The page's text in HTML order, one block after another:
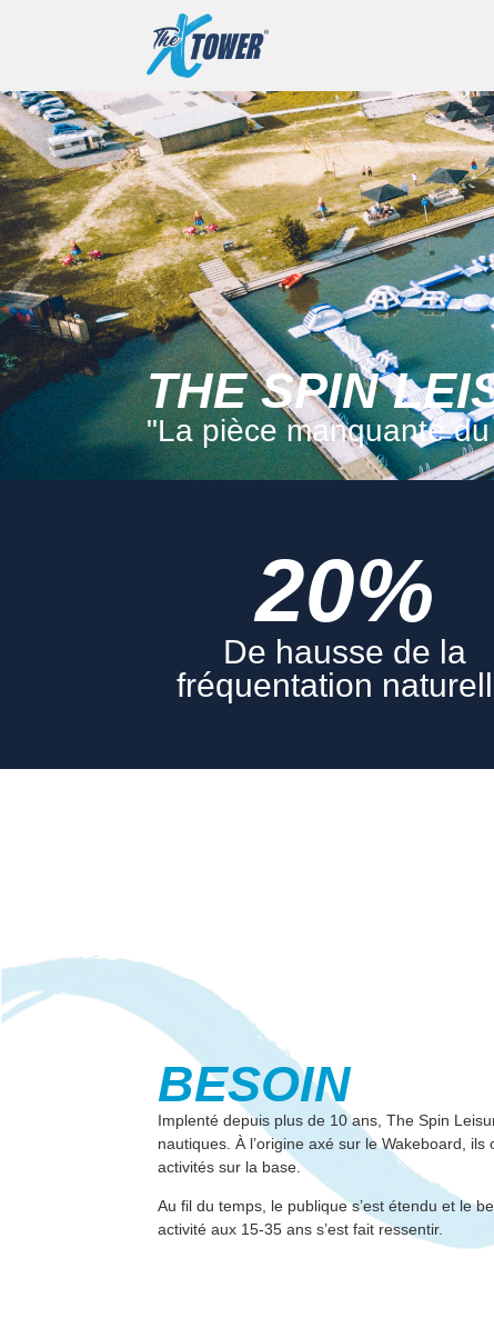
THE SPIN
"La pièce manquante
20%
De hausse de la
fréquentation
BESOIN
Implenté depuis plus de 10 ans, The Spin
nautiques. À l’origine axé sur le Wakeboard,
activités sur la base.
Au fil du temps, le publique s’est étendu et le
activité aux 15-35 ans s’est fait ressentir.